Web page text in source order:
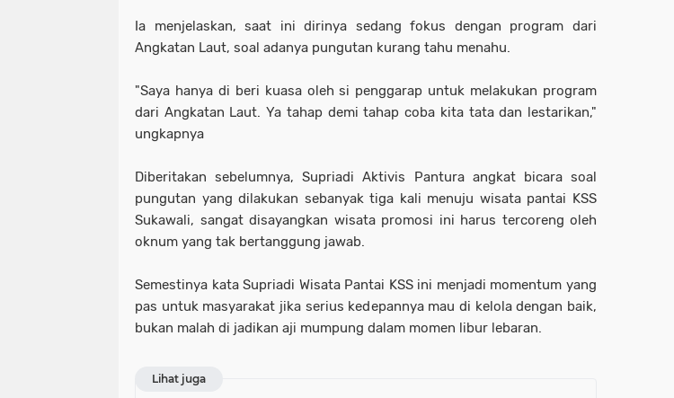
Ia menjelaskan, saat ini dirinya sedang fokus dengan program dari
Angkatan Laut, soal adanya pungutan kurang tahu menahu.
"Saya hanya di beri kuasa oleh si penggarap untuk melakukan program
dari Angkatan Laut. Ya tahap demi tahap coba kita tata dan lestarikan,"
ungkapnya
Diberitakan sebelumnya, Supriadi Aktivis Pantura angkat bicara soal
pungutan yang dilakukan sebanyak tiga kali menuju wisata pantai KSS
Sukawali, sangat disayangkan wisata promosi ini harus tercoreng oleh
oknum yang tak bertanggung jawab.
Semestinya kata Supriadi Wisata Pantai KSS ini menjadi momentum yang
pas untuk masyarakat jika serius kedepannya mau di kelola dengan baik,
bukan malah di jadikan aji mumpung dalam momen libur lebaran.
Lihat juga